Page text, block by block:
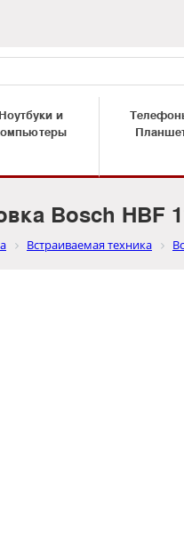
Ноутбуки и
Bosch HBF
Встраиваемая техника